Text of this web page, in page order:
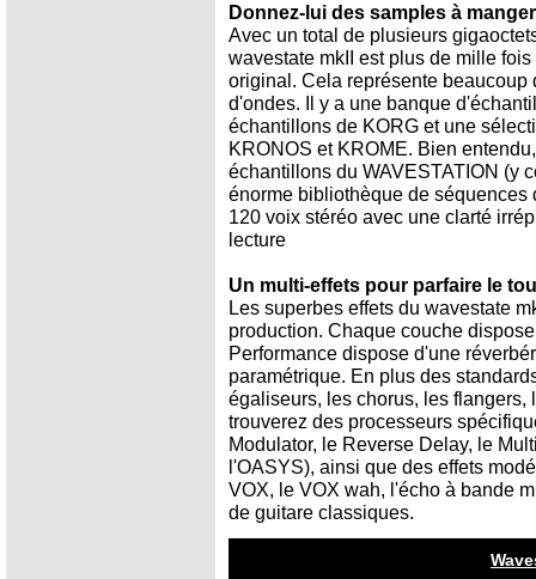
Donnez-lui des samples à manger
Avec un total de plusieurs
wavestate mkII est plus de mille
original. Cela représente
d'ondes. Il y a une banque
échantillons de KORG et une
KRONOS et KROME. Bien
échantillons du WAVESTATION (y
énorme bibliothèque de séquences
120 voix stéréo avec une clarté
lecture
Un multi-effets pour parfaire le
Les superbes effets du wavestate
production. Chaque couche
Performance dispose d'une
paramétrique. En plus des
égaliseurs, les chorus, les
trouverez des processeurs
Modulator, le Reverse Delay, le
l'OASYS), ainsi que des effets
VOX, le VOX wah, l'écho à bande
de guitare classiques.